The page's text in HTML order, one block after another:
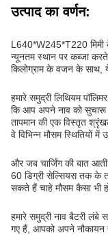
उत्पाद का वर्णन:
L640*W245*T220 मिमी
न्यूनतम स्थान पर कब्जा
किलोग्राम के वजन के साथ,
हमारे समुद्री लिथियम
कि आप अपने नाव को सुचारू
तापमान की एक विस्तृत
वे विभिन्न मौसम स्थितियों
और जब चार्जिंग की बात
60 डिग्री सेल्सियस तक के
सकते हैं चाहे मौसम कैसा भी
हमारे समुद्री नाव बैटरी
गए हैं, आपको अपने नौकायन